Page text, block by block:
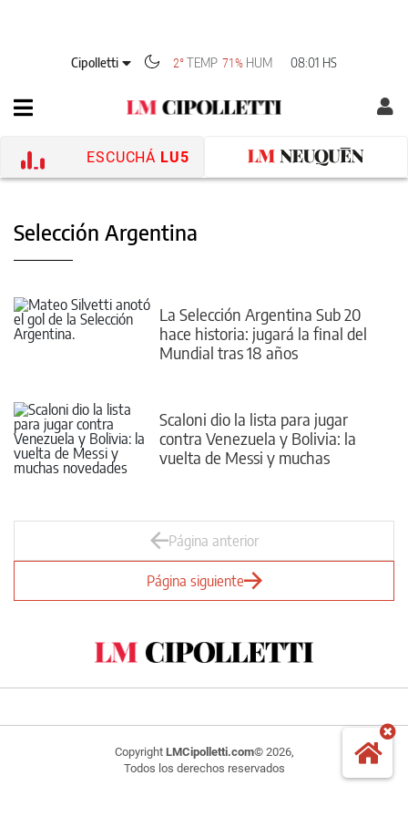
Cipolletti 2° TEMP 71% HUM 08:01 HS
ESCUCHÁ LU5
Selección Argentina
La Selección Argentina Sub 20
hace historia: jugará la final del
Mundial tras 18 años
Scaloni dio la lista para jugar
contra Venezuela y Bolivia: la
vuelta de Messi y muchas
Página anterior
Página siguiente
Copyright LMCipolletti.com© 2026,
Todos los derechos reservados